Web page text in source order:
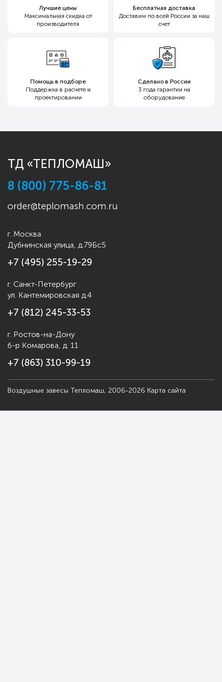
Лучшие цены
Максимальная скидка от
производителя
Бесплатная доставка
Доставим по всей России за наш
счет
Помощь в подборе
Поддержка в расчете и
проектировании
Сделано в России
3 года гарантии на
оборудование
ТД «ТЕПЛОМАШ»
8 (800) 775-86-81
order@teplomash.com.ru
г. Москва
Дубнинская улица, д.79Бс5
+7 (495) 255-19-29
г. Санкт-Петербург
ул. Кантемировская д.4
+7 (812) 245-33-53
г. Ростов-на-Дону
б-р Комарова, д. 11
+7 (863) 310-99-19
Воздушные завесы Тепломаш, 2006-2026 Карта сайта